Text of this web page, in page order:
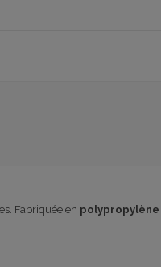
Fabriquée en